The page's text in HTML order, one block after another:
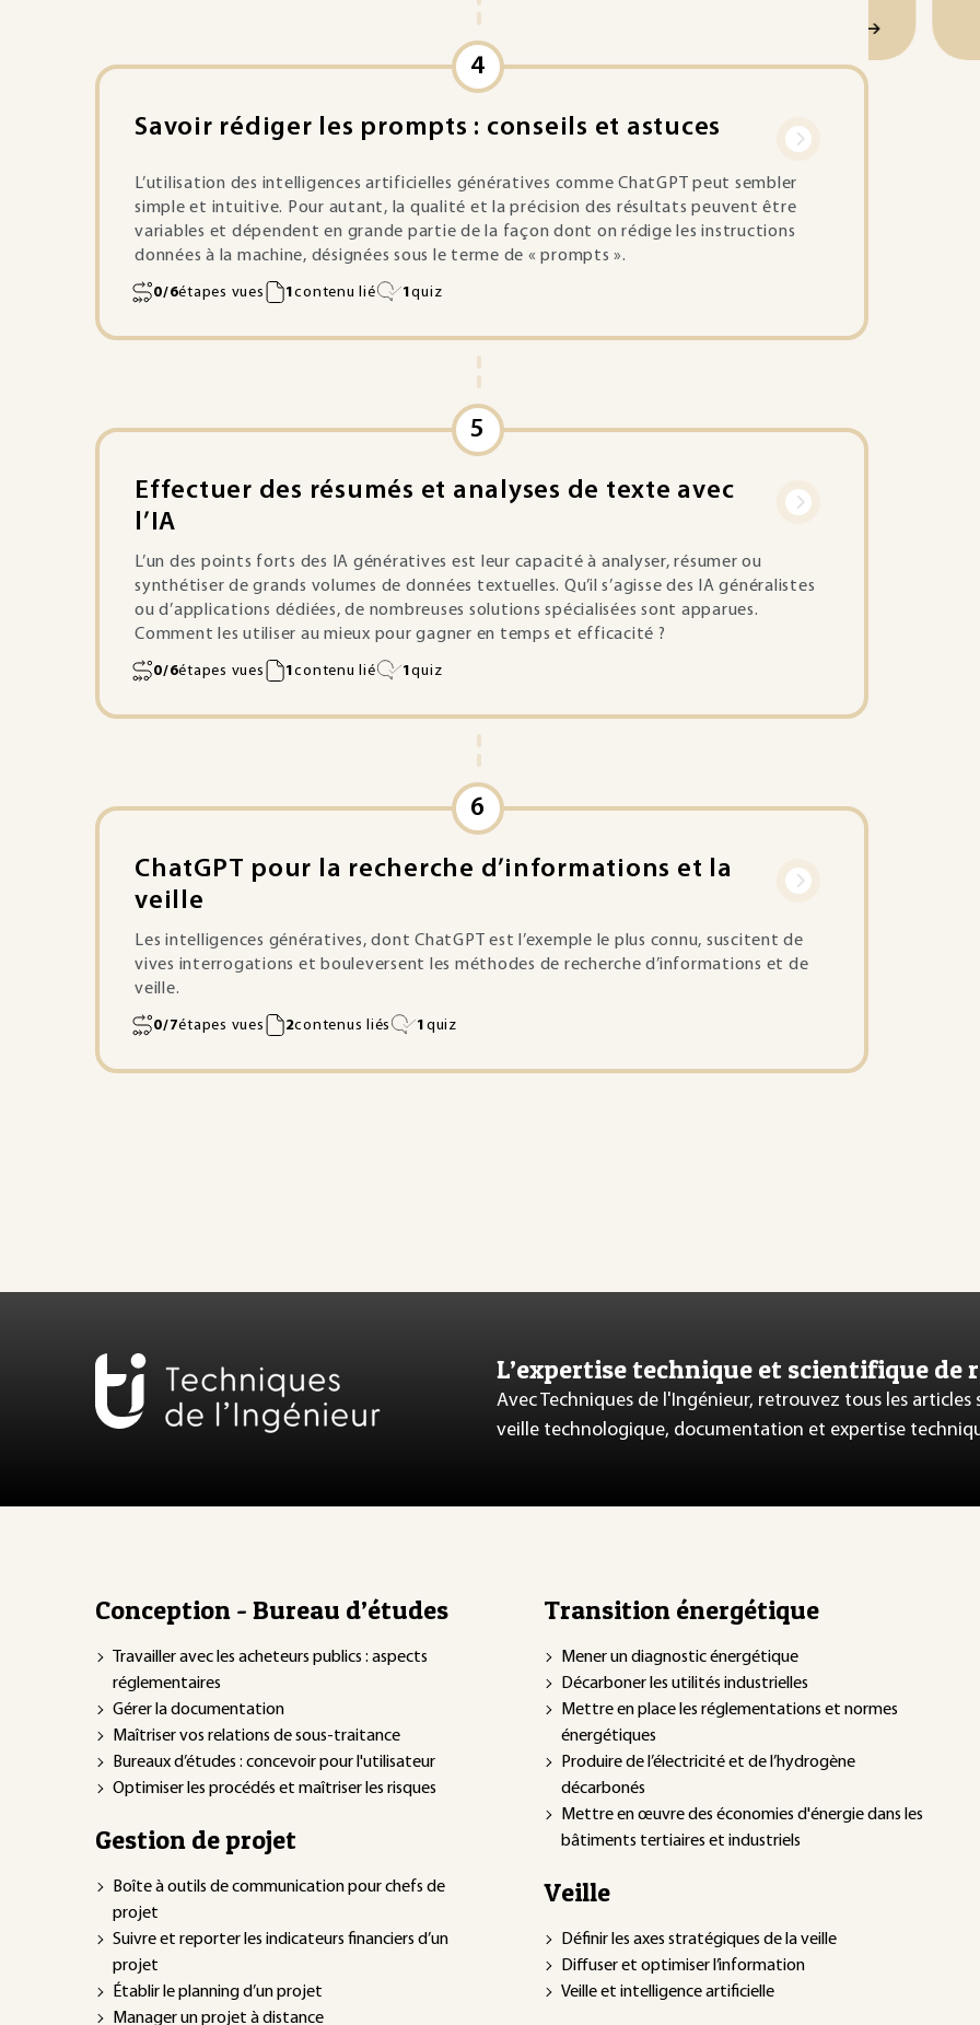
4
Savoir rédiger les prompts : conseils et astuces
L’utilisation des intelligences artificielles génératives comme ChatGPT peut sembler
simple et intuitive. Pour autant, la qualité et la précision des résultats peuvent être
variables et dépendent en grande partie de la façon dont on rédige les instructions
données à la machine, désignées sous le terme de « prompts ».
0/6étapes vues 1contenu lié 1quiz
5
Effectuer des résumés et analyses de texte avec
l’IA
L’un des points forts des IA génératives est leur capacité à analyser, résumer ou
synthétiser de grands volumes de données textuelles. Qu’il s’agisse des IA généralistes
ou d’applications dédiées, de nombreuses solutions spécialisées sont apparues.
Comment les utiliser au mieux pour gagner en temps et efficacité ?
0/6étapes vues 1contenu lié 1quiz
6
ChatGPT pour la recherche d’informations et la
veille
Les intelligences génératives, dont ChatGPT est l’exemple le plus connu, suscitent de
vives interrogations et bouleversent les méthodes de recherche d’informations et de
veille.
0/7étapes vues 2contenus liés 1 quiz
L’expertise technique et scientifique de
Avec Techniques de l'Ingénieur, retrouvez tous les
veille technologique, documentation et expertise
Conception - Bureau d’études
Travailler avec les acheteurs publics : aspects
réglementaires
Gérer la documentation
Maîtriser vos relations de sous-traitance
Bureaux d’études : concevoir pour l'utilisateur
Optimiser les procédés et maîtriser les risques
Gestion de projet
Boîte à outils de communication pour chefs de
projet
Suivre et reporter les indicateurs financiers d’un
projet
Établir le planning d’un projet
Manager un projet à distance
Transition énergétique
Mener un diagnostic énergétique
Décarboner les utilités industrielles
Mettre en place les réglementations et normes
énergétiques
Produire de l’électricité et de l’hydrogène
décarbonés
Mettre en œuvre des économies d'énergie dans les
bâtiments tertiaires et industriels
Veille
Définir les axes stratégiques de la veille
Diffuser et optimiser l’information
Veille et intelligence artificielle